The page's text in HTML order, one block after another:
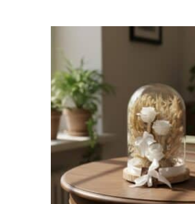
€24,90
Les
options
peuvent
choisies
sur
la
page
du
produit